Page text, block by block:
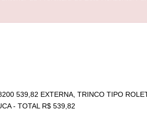
539,82 EXTERNA, TRINCO TIPO
- TOTAL R$ 539,82